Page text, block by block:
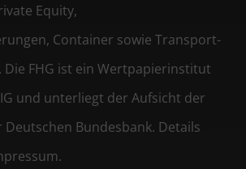
Equity,
Container sowie Transport-
FHG ist ein Wertpapierinstitut
und unterliegt der Aufsicht der
Deutschen Bundesbank. Details